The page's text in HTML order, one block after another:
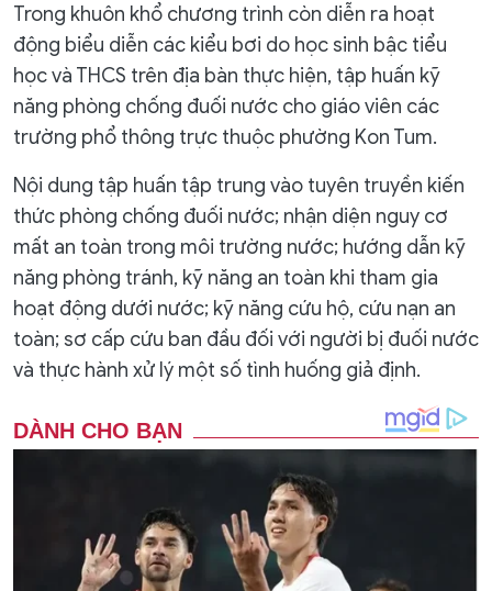
Trong khuôn khổ chương trình còn diễn ra hoạt
động biểu diễn các kiểu bơi do học sinh bậc tiểu
học và THCS trên địa bàn thực hiện, tập huấn kỹ
năng phòng chống đuối nước cho giáo viên các
trường phổ thông trực thuộc phường Kon Tum.
Nội dung tập huấn tập trung vào tuyên truyền kiến
thức phòng chống đuối nước; nhận diện nguy cơ
mất an toàn trong môi trường nước; hướng dẫn kỹ
năng phòng tránh, kỹ năng an toàn khi tham gia
hoạt động dưới nước; kỹ năng cứu hộ, cứu nạn an
toàn; sơ cấp cứu ban đầu đối với người bị đuối nước
và thực hành xử lý một số tình huống giả định.